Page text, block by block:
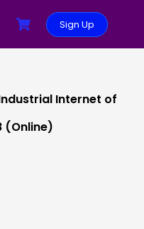
Sign Up
Internet of
(Online)